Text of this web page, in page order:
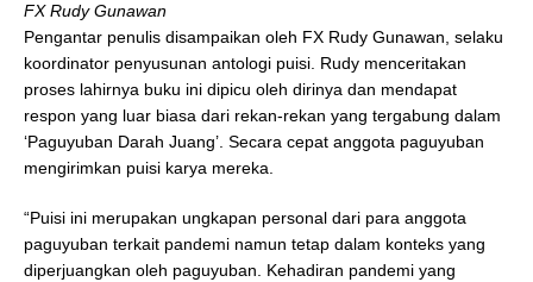
FX Rudy Gunawan
Pengantar penulis disampaikan oleh FX Rudy Gunawan, selaku
koordinator penyusunan antologi puisi. Rudy menceritakan
proses lahirnya buku ini dipicu oleh dirinya dan mendapat
respon yang luar biasa dari rekan-rekan yang tergabung dalam
‘Paguyuban Darah Juang’. Secara cepat anggota paguyuban
mengirimkan puisi karya mereka.
“Puisi ini merupakan ungkapan personal dari para anggota
paguyuban terkait pandemi namun tetap dalam konteks yang
diperjuangkan oleh paguyuban. Kehadiran pandemi yang